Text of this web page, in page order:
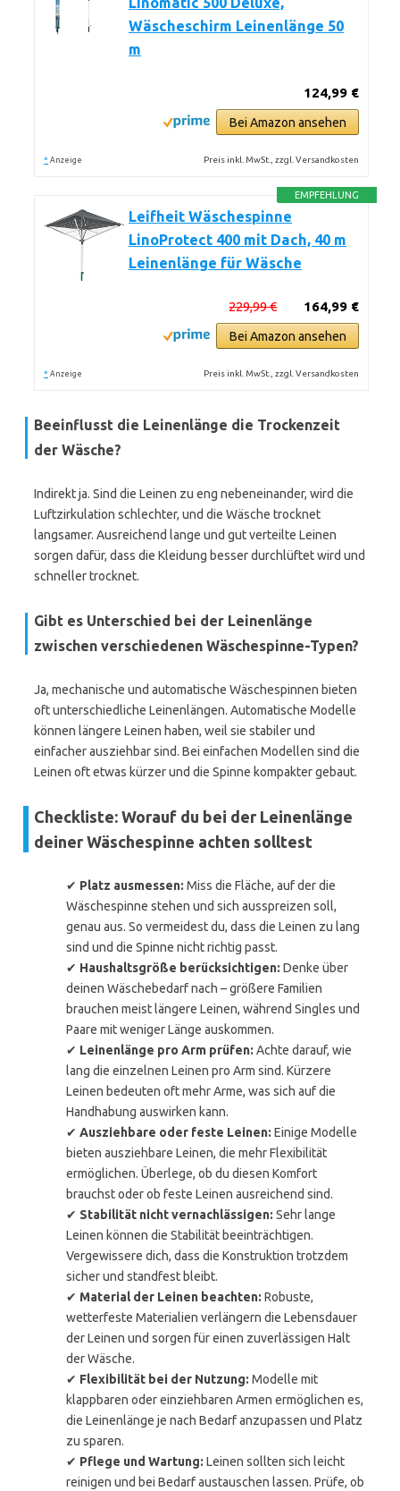
Wäscheschirm Leinenlänge 50
m
124,99 €
Bei Amazon ansehen
* Anzeige Preis inkl. MwSt., zzgl. Versandkosten
EMPFEHLUNG
Leifheit Wäschespinne
LinoProtect 400 mit Dach, 40 m
Leinenlänge für Wäsche
164,99 €
229,99 €
Bei Amazon ansehen
* Anzeige Preis inkl. MwSt., zzgl. Versandkosten
Beeinflusst die Leinenlänge die Trockenzeit
der Wäsche?
Indirekt ja. Sind die Leinen zu eng nebeneinander, wird die
Luftzirkulation schlechter, und die Wäsche trocknet
langsamer. Ausreichend lange und gut verteilte Leinen
sorgen dafür, dass die Kleidung besser durchlüftet wird und
schneller trocknet.
Gibt es Unterschied bei der Leinenlänge
zwischen verschiedenen Wäschespinne-Typen?
Ja, mechanische und automatische Wäschespinnen bieten
oft unterschiedliche Leinenlängen. Automatische Modelle
können längere Leinen haben, weil sie stabiler und
einfacher ausziehbar sind. Bei einfachen Modellen sind die
Leinen oft etwas kürzer und die Spinne kompakter gebaut.
Checkliste: Worauf du bei der Leinenlänge
deiner Wäschespinne achten solltest
✔ Platz ausmessen: Miss die Fläche, auf der die
Wäschespinne stehen und sich ausspreizen soll,
genau aus. So vermeidest du, dass die Leinen zu lang
sind und die Spinne nicht richtig passt.
✔ Haushaltsgröße berücksichtigen: Denke über
deinen Wäschebedarf nach – größere Familien
brauchen meist längere Leinen, während Singles und
Paare mit weniger Länge auskommen.
✔ Leinenlänge pro Arm prüfen: Achte darauf, wie
lang die einzelnen Leinen pro Arm sind. Kürzere
Leinen bedeuten oft mehr Arme, was sich auf die
Handhabung auswirken kann.
✔ Ausziehbare oder feste Leinen: Einige Modelle
bieten ausziehbare Leinen, die mehr Flexibilität
ermöglichen. Überlege, ob du diesen Komfort
brauchst oder ob feste Leinen ausreichend sind.
✔ Stabilität nicht vernachlässigen: Sehr lange
Leinen können die Stabilität beeinträchtigen.
Vergewissere dich, dass die Konstruktion trotzdem
sicher und standfest bleibt.
✔ Material der Leinen beachten: Robuste,
wetterfeste Materialien verlängern die Lebensdauer
der Leinen und sorgen für einen zuverlässigen Halt
der Wäsche.
✔ Flexibilität bei der Nutzung: Modelle mit
klappbaren oder einziehbaren Armen ermöglichen es,
die Leinenlänge je nach Bedarf anzupassen und Platz
zu sparen.
✔ Pflege und Wartung: Leinen sollten sich leicht
reinigen und bei Bedarf austauschen lassen. Prüfe, ob